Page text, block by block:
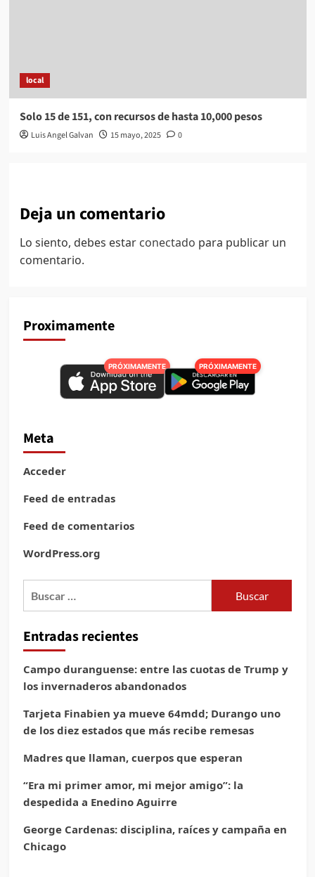
local
Solo 15 de 151, con recursos de hasta 10,000 pesos
Luis Angel Galvan 15 mayo, 2025 0
Deja un comentario
Lo siento, debes estar conectado para publicar un
comentario.
Proximamente
PRÓXIMAMENTE PRÓXIMAMENTE
Meta
Acceder
Feed de entradas
Feed de comentarios
WordPress.org
Entradas recientes
Campo duranguense: entre las cuotas de Trump y
los invernaderos abandonados
Tarjeta Finabien ya mueve 64mdd; Durango uno
de los diez estados que más recibe remesas
Madres que llaman, cuerpos que esperan
“Era mi primer amor, mi mejor amigo”: la
despedida a Enedino Aguirre
George Cardenas: disciplina, raíces y campaña en
Chicago